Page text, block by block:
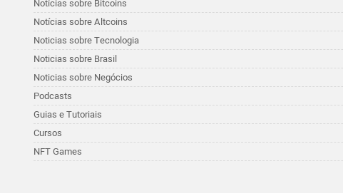
Notícias sobre Bitcoins
Notícias sobre Altcoins
Noticias sobre Tecnologia
Noticias sobre Brasil
Noticias sobre Negócios
Podcasts
Guias e Tutoriais
Cursos
NFT Games